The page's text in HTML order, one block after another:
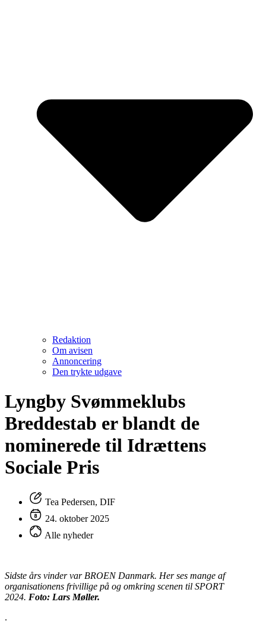
Redaktion
Om avisen
Annoncering
Den trykte udgave
Lyngby Svømmeklubs
Breddestab er blandt de
nominerede til Idrættens
Sociale Pris
Tea Pedersen, DIF
24. oktober 2025
Alle nyheder
Sidste års vinder var BROEN Danmark. Her ses mange af
organisationens frivillige på og omkring scenen til SPORT
2024. Foto: Lars Møller.
.